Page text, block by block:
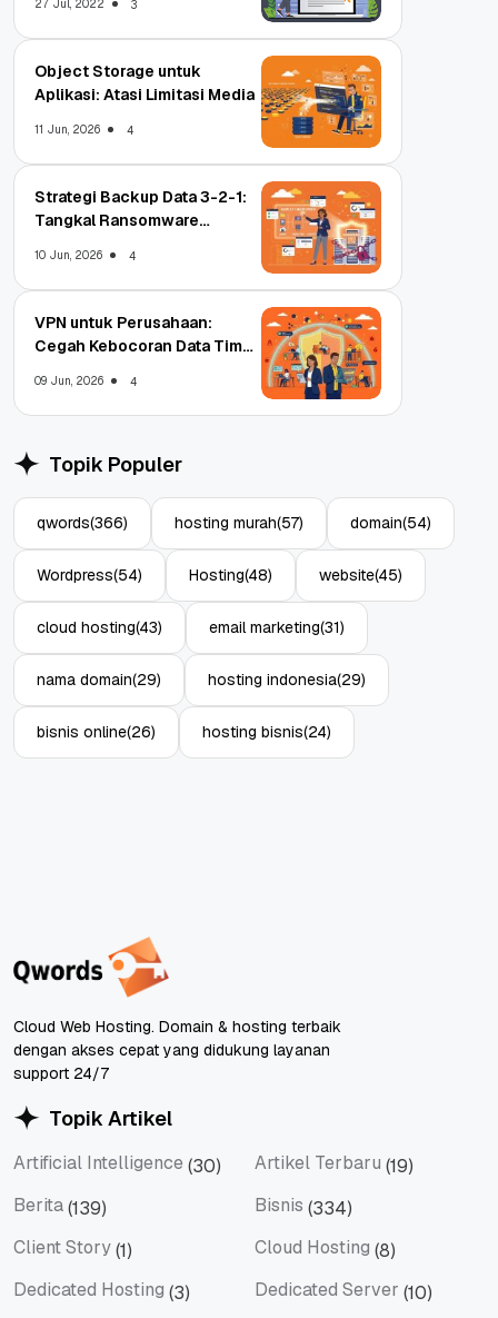
27 Jul, 2022 3
Object Storage untuk
Aplikasi: Atasi Limitasi Media
11 Jun, 2026 4
Strategi Backup Data 3-2-1:
Tangkal Ransomware
10 Jun, 2026 4
VPN untuk Perusahaan:
Cegah Kebocoran Data Tim
09 Jun, 2026 4
Topik Populer
qwords(366) hosting murah(57) domain(54)
Wordpress(54) Hosting(48) website(45)
cloud hosting(43) email marketing(31)
nama domain(29) hosting indonesia(29)
bisnis online(26) hosting bisnis(24)
Cloud Web Hosting. Domain & hosting terbaik
dengan akses cepat yang didukung layanan
support 24/7
Topik Artikel
Artificial Intelligence (30) Artikel Terbaru (19)
Berita(139) Bisnis (334)
Client Story(1) Cloud Hosting (8)
Dedicated Hosting (3) Dedicated Server (10)